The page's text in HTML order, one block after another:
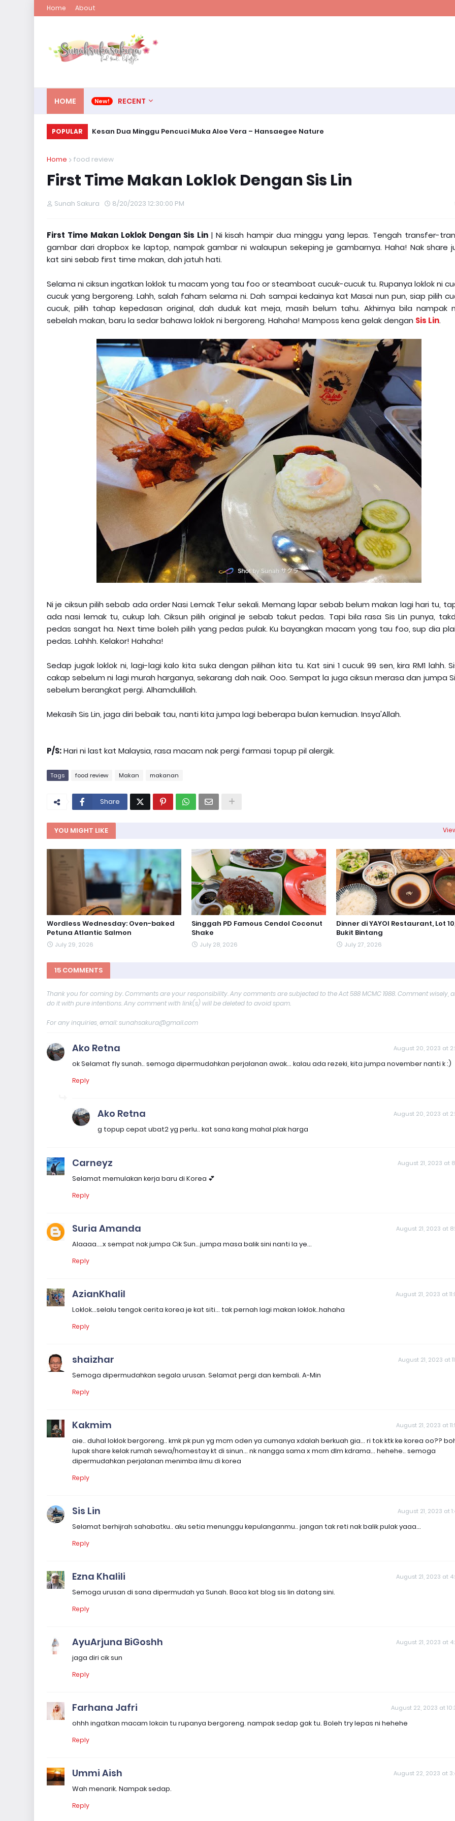
Home About
HOME RECENT
POPULAR Kesan Dua Minggu Pencuci Muka Aloe Vera – Hansaegee Nature
Home food review
First Time Makan Loklok Dengan Sis Lin
Sunah Sakura 8/20/2023 12:30:00 PM
First Time Makan Loklok Dengan Sis Lin| Ni kisah hampir dua minggu yang lepas. Tengah transfer-
gambar dari dropbox ke laptop, nampak gambar ni walaupun sekeping je gambarnya. Haha! Nak share
kat sini sebab first time makan, dah jatuh hati.
Selama ni ciksun ingatkan loklok tu macam yong tau foo or steamboat cucuk-cucuk tu. Rupanya loklok ni
cucuk yang bergoreng. Lahh, salah faham selama ni. Dah sampai kedainya kat Masai nun pun, siap pilih
cucuk, pilih tahap kepedasan original, dah duduk kat meja, masih belum tahu. Akhirnya bila nampak
sebelah makan, baru la sedar bahawa loklok ni bergoreng. Hahaha! Mamposs kena gelak dengan Sis Lin.
Ni je ciksun pilih sebab ada order Nasi Lemak Telur sekali. Memang lapar sebab belum makan lagi hari tu,
ada nasi lemak tu, cukup lah. Ciksun pilih original je sebab takut pedas. Tapi bila rasa Sis Lin punya,
pedas sangat ha. Next time boleh pilih yang pedas pulak. Ku bayangkan macam yong tau foo, sup dia
pedas. Lahhh. Kelakor! Hahaha!
Sedap jugak loklok ni, lagi-lagi kalo kita suka dengan pilihan kita tu. Kat sini 1 cucuk 99 sen, kira RM1 lahh.
cakap sebelum ni lagi murah harganya, sekarang dah naik. Ooo. Sempat la juga ciksun merasa dan jumpa
sebelum berangkat pergi. Alhamdulillah.
Mekasih Sis Lin, jaga diri bebaik tau, nanti kita jumpa lagi beberapa bulan kemudian. Insya'Allah.
P/S:Hari ni last kat Malaysia, rasa macam nak pergi farmasi topup pil alergik.
Tags food review Makan makanan
Share
YOU MIGHT LIKE
Wordless Wednesday: Oven-baked
Petuna Atlantic Salmon
July 29, 2026
Singgah PD Famous Cendol Coconut
Shake
July 28, 2026
Dinner di YAYOI Restaurant, Lot
Bukit Bintang
July 27, 2026
15 COMMENTS
Thank you for coming by. Comments are your responsibility. Any comments are subjected to the Act 588 MCMC 1988. Comment wisely,
do it with pure intentions. Any comment with link(s) will be deleted to avoid spam.
For any inquiries, email: sunahsakura@gmail.com
Ako Retna August 20, 2023 at
ok Selamat fly sunah.. semoga dipermudahkan perjalanan awak... kalau ada rezeki, kita jumpa november nanti k :)
Reply
Ako Retna August 20, 2023 at
g topup cepat ubat2 yg perlu.. kat sana kang mahal plak harga
Carneyz August 21, 2023 at
Selamat memulakan kerja baru di Korea 💕
Reply
Suria Amanda August 21, 2023 at
Alaaaa....x sempat nak jumpa Cik Sun...jumpa masa balik sini nanti la ye...
Reply
AzianKhalil August 21, 2023 at
Loklok...selalu tengok cerita korea je kat siti... tak pernah lagi makan loklok..hahaha
Reply
shaizhar August 21, 2023 at
Semoga dipermudahkan segala urusan. Selamat pergi dan kembali. A-Min
Reply
Kakmim August 21, 2023 at
aie.. duhal loklok bergoreng.. kmk pk pun yg mcm oden ya cumanya xdalah berkuah gia... ri tok ktk ke korea oo??
lupak share kelak rumah sewa/homestay kt di sinun... nk nangga sama x mcm dlm kdrama... hehehe.. semoga
dipermudahkan perjalanan menimba ilmu di korea
Reply
Sis Lin August 21, 2023 at
Selamat berhijrah sahabatku.. aku setia menunggu kepulanganmu.. jangan tak reti nak balik pulak yaaa...
Reply
Ezna Khalili August 21, 2023 at
Semoga urusan di sana dipermudah ya Sunah. Baca kat blog sis lin datang sini.
Reply
AyuArjuna BiGoshh August 21, 2023 at
jaga diri cik sun
Reply
Farhana Jafri August 22, 2023 at
ohhh ingatkan macam lokcin tu rupanya bergoreng. nampak sedap gak tu. Boleh try lepas ni hehehe
Reply
Ummi Aish August 22, 2023 at
Wah menarik. Nampak sedap.
Reply